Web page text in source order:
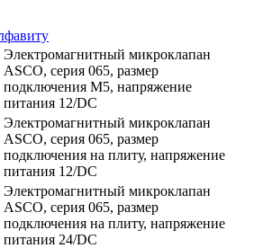
Электромагнитный микроклапан
ASCO, серия 065, размер
подключения M5, напряжение
питания 12/DC
Электромагнитный микроклапан
ASCO, серия 065, размер
подключения на плиту, напряжение
питания 12/DC
Электромагнитный микроклапан
ASCO, серия 065, размер
подключения на плиту, напряжение
питания 24/DC